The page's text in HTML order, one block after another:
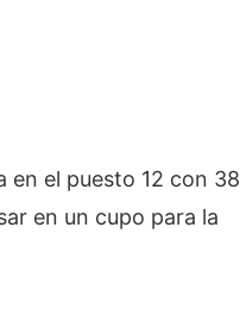
en el puesto 12 con 38
en un cupo para la